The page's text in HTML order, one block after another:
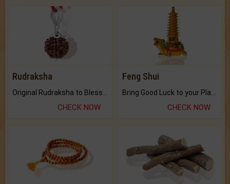
Rudraksha
CHECK NOW
Feng Shui
CHECK NOW